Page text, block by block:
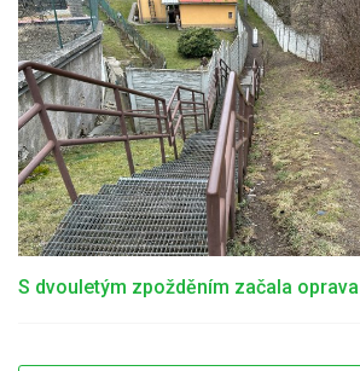
S dvouletým zpožděním začala oprava